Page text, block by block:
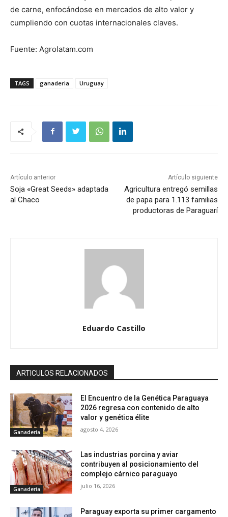
de carne, enfocándose en mercados de alto valor y
cumpliendo con cuotas internacionales claves.
Fuente: Agrolatam.com
TAGS ganaderia Uruguay
Artículo anterior
Soja «Great Seeds» adaptada
al Chaco
Artículo siguiente
Agricultura entregó semillas
de papa para 1.113 familias
productoras de Paraguarí
Eduardo Castillo
ARTICULOS RELACIONADOS
Ganadería
El Encuentro de la Genética Paraguaya
2026 regresa con contenido de alto
valor y genética élite
agosto 4, 2026
Ganadería
Las industrias porcina y aviar
contribuyen al posicionamiento del
complejo cárnico paraguayo
julio 16, 2026
Paraguay exporta su primer cargamento